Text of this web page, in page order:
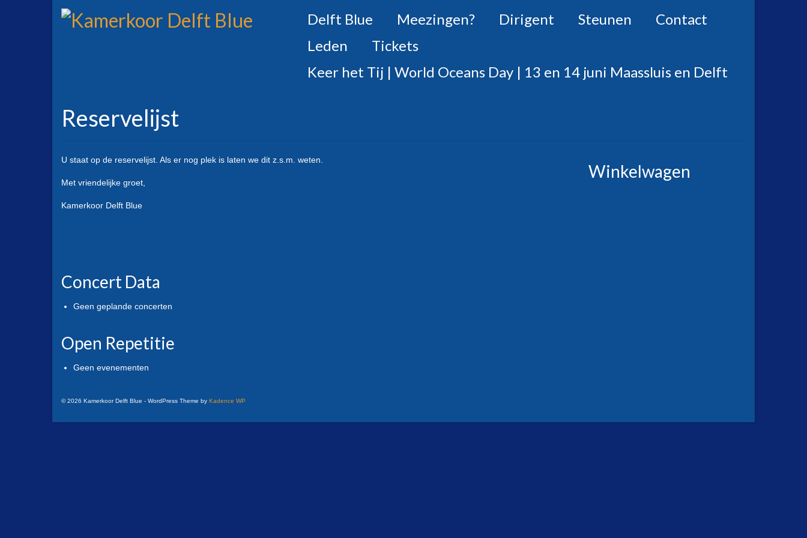
Delft Blue Meezingen? Dirigent Steunen
Contact
Leden
Tickets
Keer het Tij | World Oceans Day | 13 en 14 juni Maassluis en Delft
Reservelijst
U staat op de reservelijst. Als er nog plek is laten we dit z.s.m. weten.
Met vriendelijke groet,
Kamerkoor Delft Blue
Winkelwagen
Concert Data
Geen geplande concerten
Open Repetitie
Geen evenementen
© 2026 Kamerkoor Delft Blue - WordPress Theme by Kadence WP